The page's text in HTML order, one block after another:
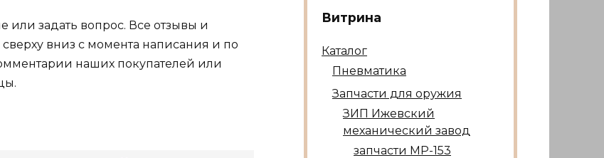
или задать вопрос. Все отзывы и
вниз с момента написания и по
наших покупателей или
Витрина
Каталог
Пневматика
Запчасти для оружия
ЗИП Ижевский
механический завод
запчасти МР-153